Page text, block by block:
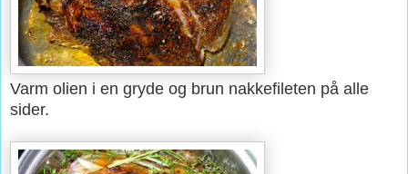
Varm olien i en gryde og brun nakkefileten på alle
sider.